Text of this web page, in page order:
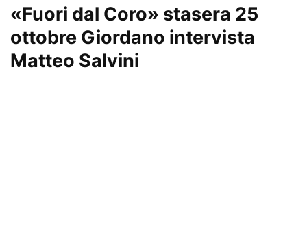
«Fuori dal Coro» stasera 25
ottobre Giordano intervista
Matteo Salvini